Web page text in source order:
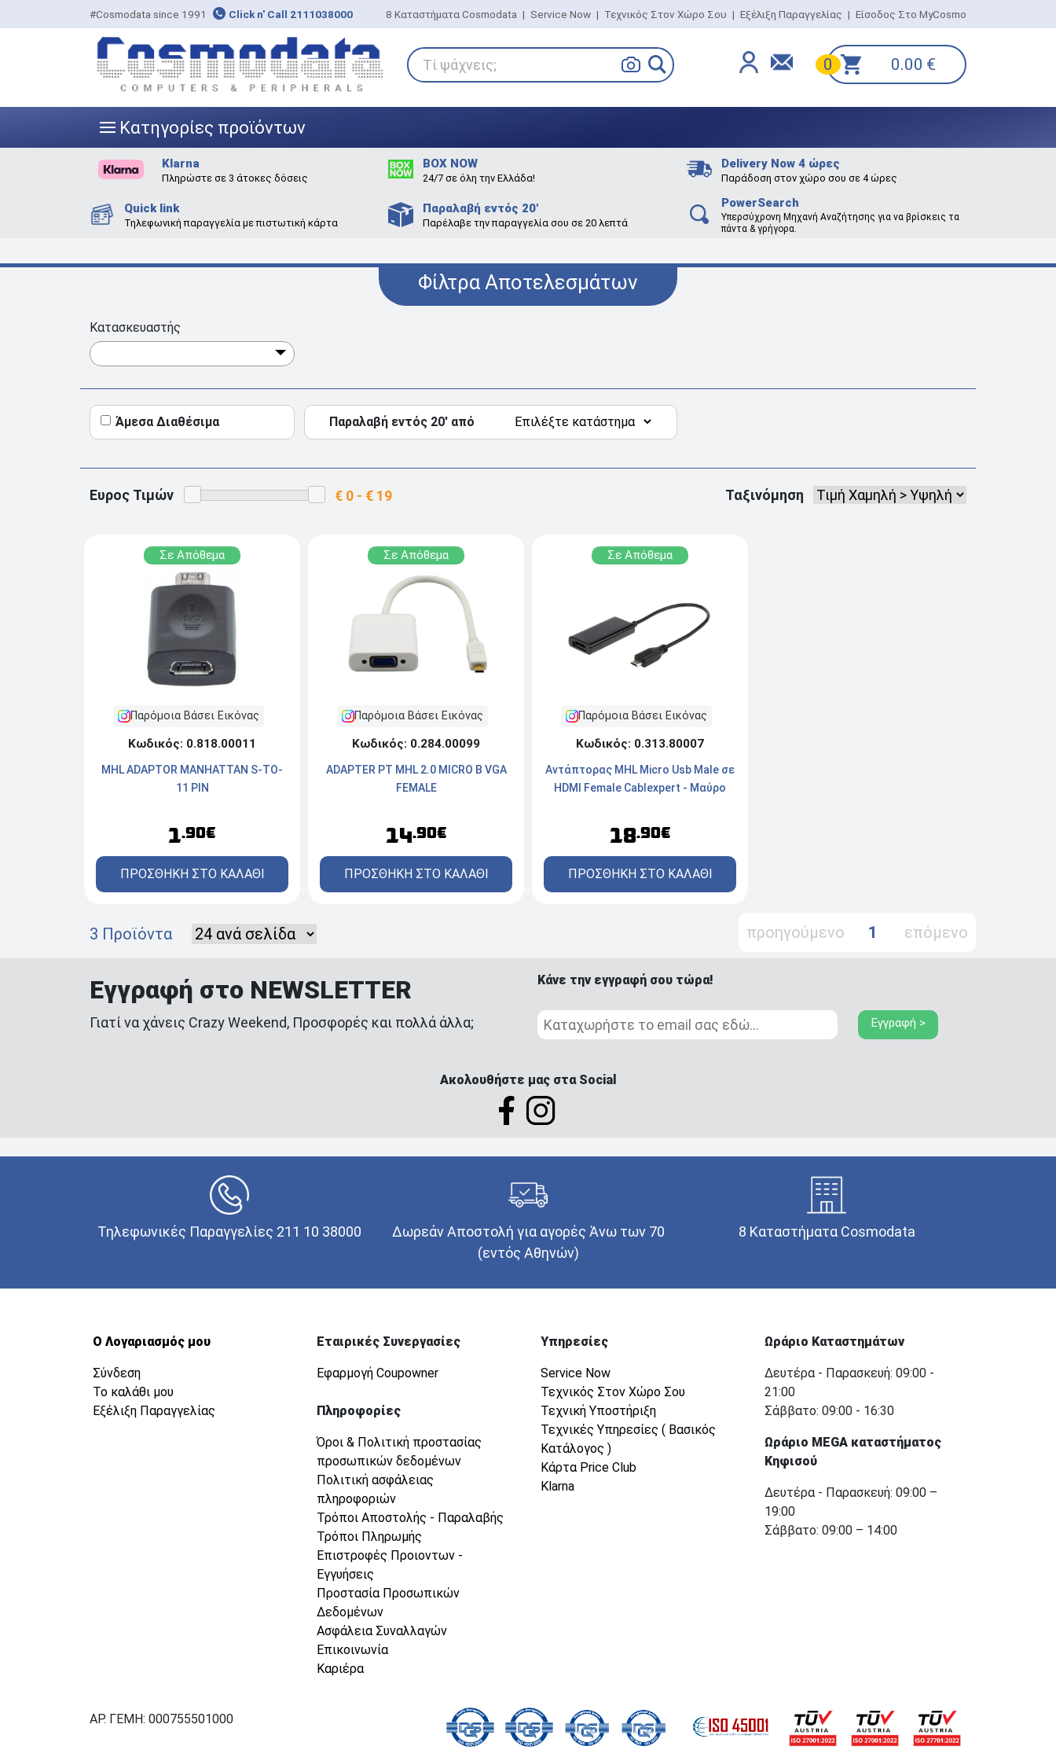
#Cosmodata since 1991 Click n' Call 2111038000 8 Καταστήματα Cosmodata | Service Now | Τεχνικός Στον Χώρο Σου | Εξέλιξη Παραγγελίας | Είσοδος Στο MyCosmo
Τί ψάχνεις; 0 0.00 €
||| Κατηγορίες προϊόντων
Klarna
Πληρώστε σε 3 άτοκες δόσεις
BOX NOW
24/7 σε όλη την Ελλάδα!
Delivery Now 4 ώρες
Παράδοση στον χώρο σου σε 4 ώρες
Quick link
Τηλεφωνική παραγγελία με πιστωτική κάρτα
Παραλαβή εντός 20'
Παρέλαβε την παραγγελία σου σε 20 λεπτά
PowerSearch
Υπερσύχρονη Μηχανή Αναζήτησης για να βρίσκεις τα
πάντα & γρήγορα.
Φίλτρα Αποτελεσμάτων
Κατασκευαστής
Άμεσα Διαθέσιμα Παραλαβή εντός 20' από
Ευρος Τιμών Ταξινόμηση
Σε Απόθεμα
Παρόμοια Βάσει Εικόνας
Κωδικός: 0.818.00011
MHL ADAPTOR MANHATTAN S-TO-
11 PIN
1.90€
ΠΡΟΣΘΗΚΗ ΣΤΟ ΚΑΛΑΘΙ
Σε Απόθεμα
Παρόμοια Βάσει Εικόνας
Κωδικός: 0.284.00099
ADAPTER PT MHL 2.0 MICRO B VGA
FEMALE
14.90€
ΠΡΟΣΘΗΚΗ ΣΤΟ ΚΑΛΑΘΙ
Σε Απόθεμα
Παρόμοια Βάσει Εικόνας
Κωδικός: 0.313.80007
Αντάπτορας MHL Micro Usb Male σε
HDMI Female Cablexpert - Μαύρο
18.90€
ΠΡΟΣΘΗΚΗ ΣΤΟ ΚΑΛΑΘΙ
3 Προϊόντα προηγούμενο 1 επόμενο
Εγγραφή στο NEWSLETTER
Γιατί να χάνεις Crazy Weekend, Προσφορές και πολλά άλλα;
Κάνε την εγγραφή σου τώρα!
Εγγραφή >
Ακολουθήστε μας στα Social
Τηλεφωνικές Παραγγελίες 211 10 38000
Δωρεάν Αποστολή για αγορές Άνω των 70
(εντός Αθηνών)
8 Καταστήματα Cosmodata
Ο Λογαριασμός μου
Σύνδεση
Το καλάθι μου
Εξέλιξη Παραγγελίας
Εταιρικές Συνεργασίες
Εφαρμογή Coupowner
Πληροφορίες
Όροι & Πολιτική προστασίας
προσωπικών δεδομένων
Πολιτική ασφάλειας
πληροφοριών
Τρόποι Αποστολής - Παραλαβής
Τρόποι Πληρωμής
Επιστροφές Προιοντων -
Εγγυήσεις
Προστασία Προσωπικών
Δεδομένων
Ασφάλεια Συναλλαγών
Επικοινωνία
Καριέρα
Υπηρεσίες
Service Now
Τεχνικός Στον Χώρο Σου
Τεχνική Υποστήριξη
Τεχνικές Υπηρεσίες ( Βασικός
Κατάλογος )
Κάρτα Price Club
Klarna
Ωράριο Καταστημάτων
Δευτέρα - Παρασκευή: 09:00 -
21:00
Σάββατο: 09:00 - 16:30
Ωράριο MEGA καταστήματος
Κηφισού
Δευτέρα - Παρασκευή: 09:00 –
19:00
Σάββατο: 09:00 – 14:00
ΑΡ. ΓΕΜΗ: 000755501000